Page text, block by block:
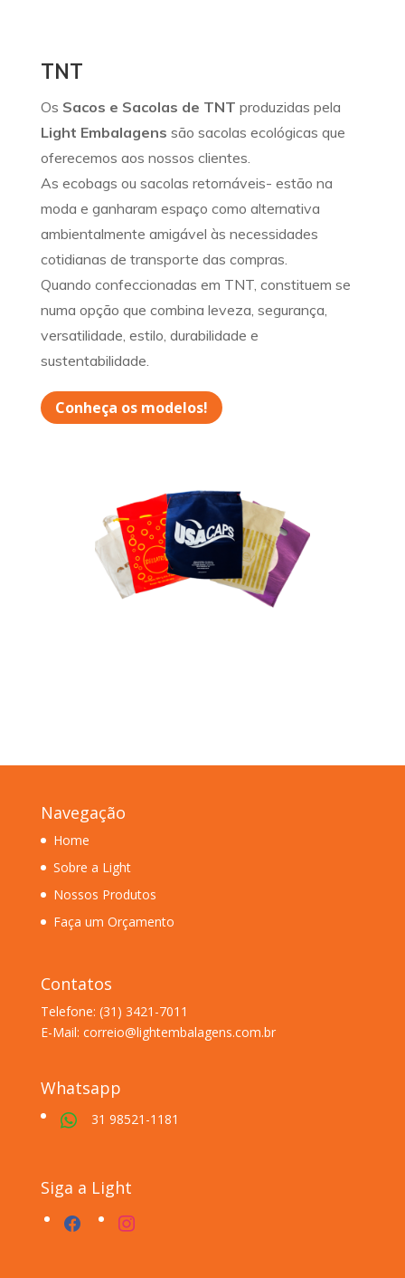
TNT
Os Sacos e Sacolas de TNT produzidas pela
Light Embalagens são sacolas ecológicas que
oferecemos aos nossos clientes.
As ecobags ou sacolas retornáveis- estão na
moda e ganharam espaço como alternativa
ambientalmente amigável às necessidades
cotidianas de transporte das compras.
Quando confeccionadas em TNT, constituem se
numa opção que combina leveza, segurança,
versatilidade, estilo, durabilidade e
sustentabilidade.
Conheça os modelos!
Navegação
Home
Sobre a Light
Nossos Produtos
Faça um Orçamento
Contatos
Telefone: (31) 3421-7011
E-Mail: correio@lightembalagens.com.br
Whatsapp
31 98521-1181
Siga a Light